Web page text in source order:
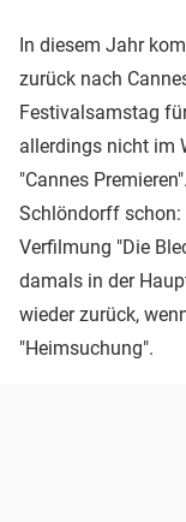
In diesem Jahr
zurück nach
Festivalsamstag
allerdings nicht im
"Cannes
Schlöndorff schon:
Verfilmung "Die
damals in der
wieder zurück,
"Heimsuchung".